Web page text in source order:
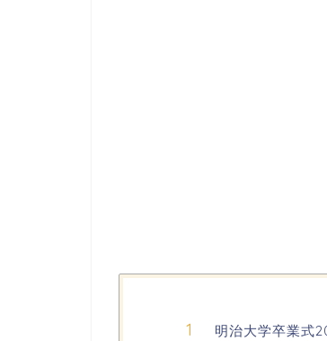
明治大学卒業式